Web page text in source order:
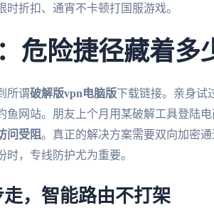
时折扣、通宵不卡顿打国服游戏。
危险捷径藏着多
所谓破解版vpn电脑版下载链接。亲身试
鱼网站。朋友上个月用某破解工具登陆
问受阻。真正的解决方案需要双向加密
，专线防护尤为重要。
，智能路由不打架